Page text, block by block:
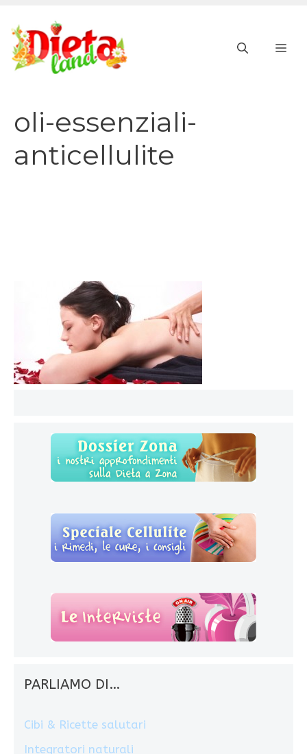
contenuto
oli-essenziali-
anticellulite
PARLIAMO DI…
Cibi & Ricette salutari
Integratori naturali